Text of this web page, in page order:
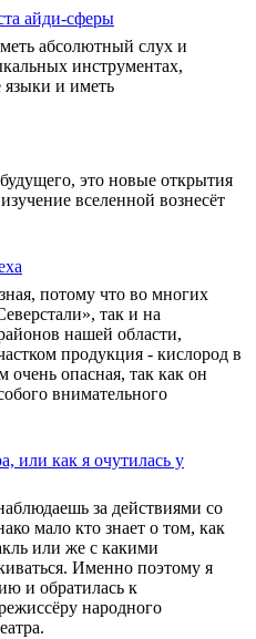
айди-сферы
абсолютный слух и
инструментах,
языки и иметь
это новые открытия
вселенной вознесёт
потому что во многих
так и на
нашей области,
продукция - кислород в
очень опасная, так как он
внимательного
или как я очутилась у
за действиями со
мало кто знает о том, как
или же с какими
Именно поэтому я
и обратилась к
народного